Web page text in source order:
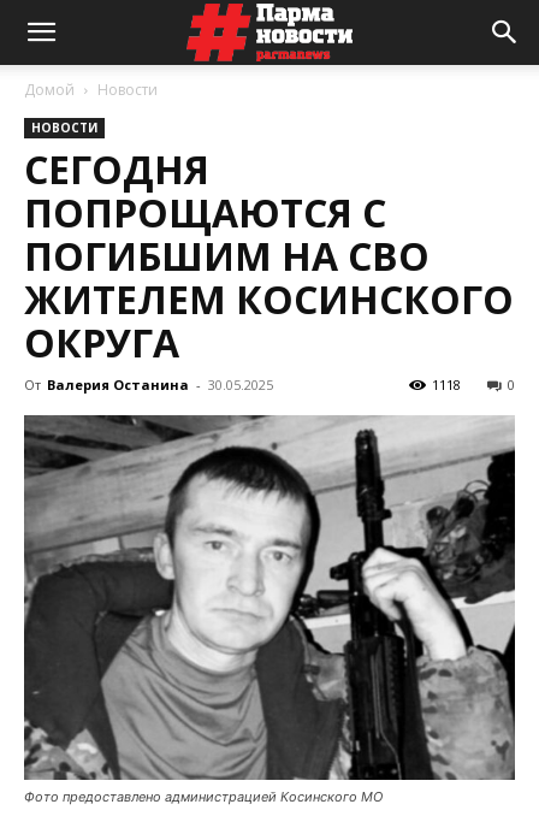
Домой Новости
НОВОСТИ
СЕГОДНЯ
ПОПРОЩАЮТСЯ С
ПОГИБШИМ НА СВО
ЖИТЕЛЕМ КОСИНСКОГО
ОКРУГА
От Валерия Останина - 30.05.2025 0
1118
Фото предоставлено администрацией Косинского МО